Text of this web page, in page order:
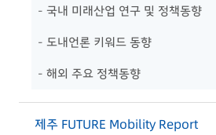
- 국내 미래산업 연구 및 정책동향
- 도내언론 키워드 동향
- 해외 주요 정책동향
제주 FUTURE Mobility Report